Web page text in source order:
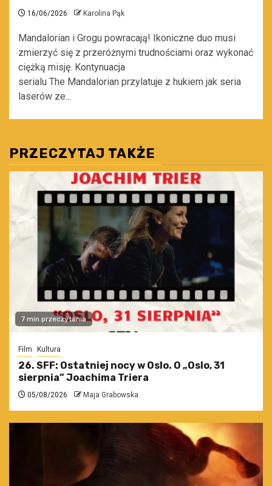
16/06/2026 Karolina Pąk
Mandalorian i Grogu powracają! Ikoniczne duo musi
zmierzyć się z przeróżnymi trudnościami oraz wykonać
ciężką misję. Kontynuacja
serialu The Mandalorian przylatuje z hukiem jak seria
laserów ze...
PRZECZYTAJ TAKŻE
7 min przeczytania
Film Kultura
26. SFF: Ostatniej nocy w Oslo. O „Oslo, 31
sierpnia” Joachima Triera
05/08/2026 Maja Grabowska